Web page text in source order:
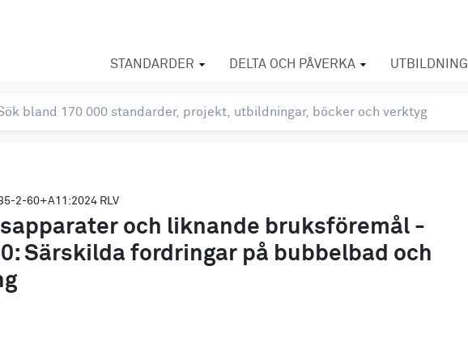
STANDARDER DELTA OCH PÅVERKA UTBILDNING
2-60+A11:2024 RLV
och liknande bruksföremål -
Särskilda fordringar på bubbelbad och